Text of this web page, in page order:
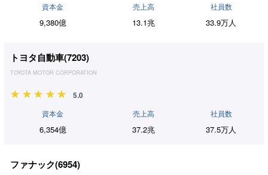
資本金
9,380億
売上高
13.1兆
社員数
33.9万人
トヨタ自動車(7203)
TOYOTA MOTOR CORPORATION
5.0
資本金
6,354億
売上高
37.2兆
社員数
37.5万人
ファナック(6954)